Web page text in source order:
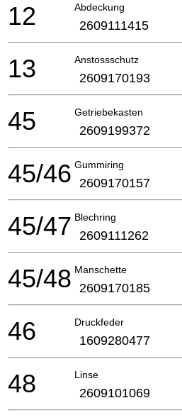
Abdeckung
12 2609111415
Anstossschutz
13 2609170193
Getriebekasten
45 2609199372
Gummiring
45/46 2609170157
Blechring
45/47 2609111262
Manschette
45/48 2609170185
Druckfeder
46 1609280477
Linse
48 2609101069